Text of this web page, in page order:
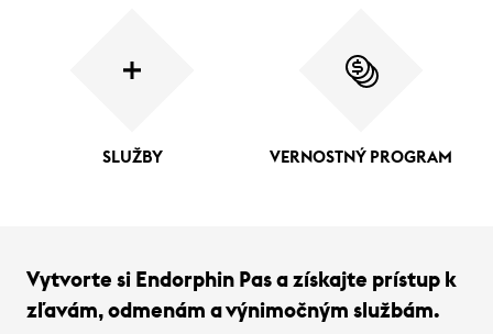
SLUŽBY VERNOSTNÝ PROGRAM
Vytvorte si Endorphin Pas a získajte prístup k
zľavám, odmenám a výnimočným službám.